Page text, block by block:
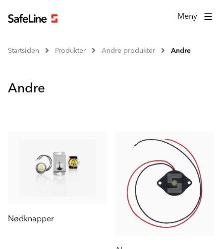
Meny
Startsiden Produkter Andre produkter Andre
Andre
Nødknapper